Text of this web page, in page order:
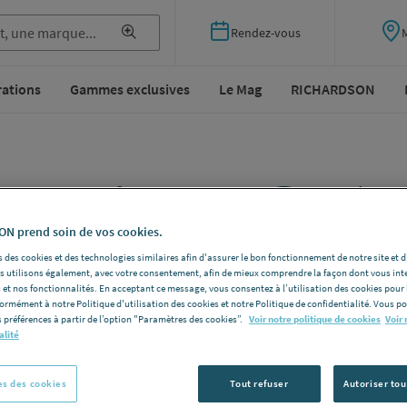
Rendez-vous
Gammes exclusives Le Mag RICHARDSON
carrelage, chauffage et climatisation... ce sont plus de
vous propose pour concrétiser vos projets
prend soin de vos cookies.
des cookies et des technologies similaires afin d'assurer le bon fonctionnement de notre site et
utilisons également, avec votre consentement, afin de mieux comprendre la façon dont vous
nos fonctionnalités. En acceptant ce message, vous consentez à l’utilisation des cookies pour
à notre Politique d'utilisation des cookies et notre Politique de confidentialité. Vous
à partir de l’option "Paramètres des cookies”.
Voir notre politique de cookies Voir
Tout refuser Autoriser
des cookies